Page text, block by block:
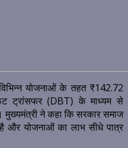
योजनाओं के तहत ₹142.72
ट्रांसफर (DBT) के माध्यम से
मुख्यमंत्री ने कहा कि सरकार समाज
और योजनाओं का लाभ सीधे पात्र